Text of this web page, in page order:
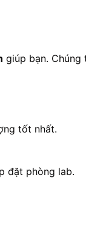
giúp bạn. Chúng
tốt nhất.
đặt phòng lab.